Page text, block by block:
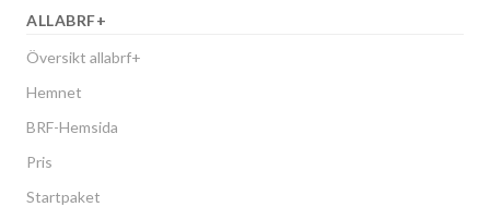
ALLABRF+
Översikt allabrf+
Hemnet
BRF-Hemsida
Pris
Startpaket